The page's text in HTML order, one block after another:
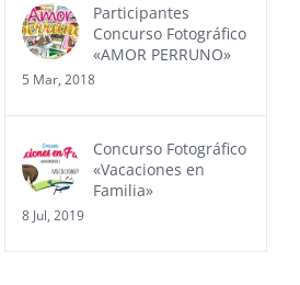
Participantes
Concurso Fotográfico
«AMOR PERRUNO»
5 Mar, 2018
Concurso Fotográfico
«Vacaciones en
Familia»
8 Jul, 2019